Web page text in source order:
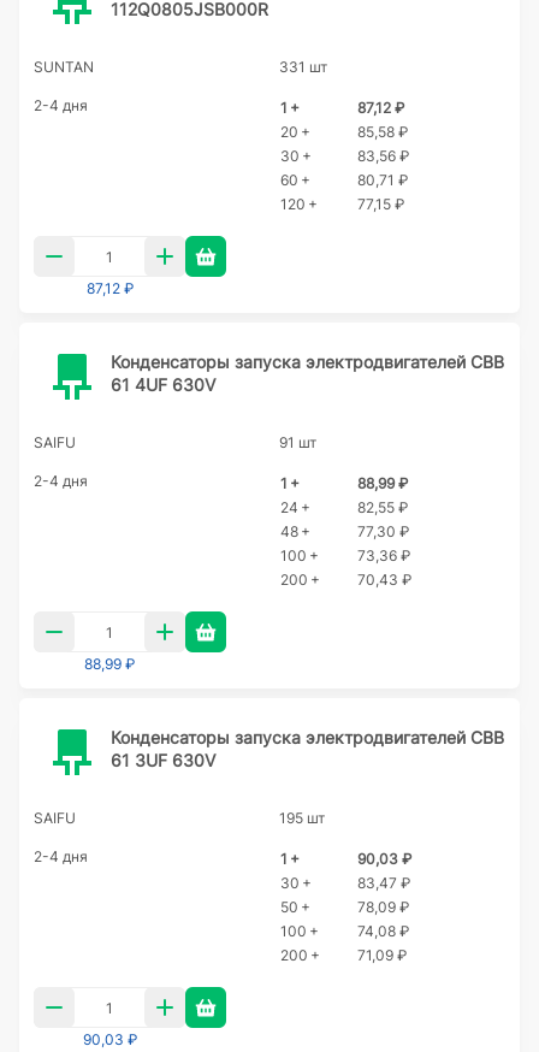
112Q0805JSB000R
SUNTAN 331 шт
2-4 дня 1 +
87,12 ₽
20 +
85,58 ₽
30 +
83,56 ₽
60 +
80,71 ₽
120 +
77,15 ₽
87,12 ₽
Конденсаторы запуска электродвигателей CBB
61 4UF 630V
SAIFU 91 шт
2-4 дня 1 +
88,99 ₽
24 +
82,55 ₽
48 +
77,30 ₽
100 +
73,36 ₽
200 +
70,43 ₽
88,99 ₽
Конденсаторы запуска электродвигателей CBB
61 3UF 630V
SAIFU 195 шт
2-4 дня 1 +
90,03 ₽
30 +
83,47 ₽
50 +
78,09 ₽
100 +
74,08 ₽
200 +
71,09 ₽
90,03 ₽